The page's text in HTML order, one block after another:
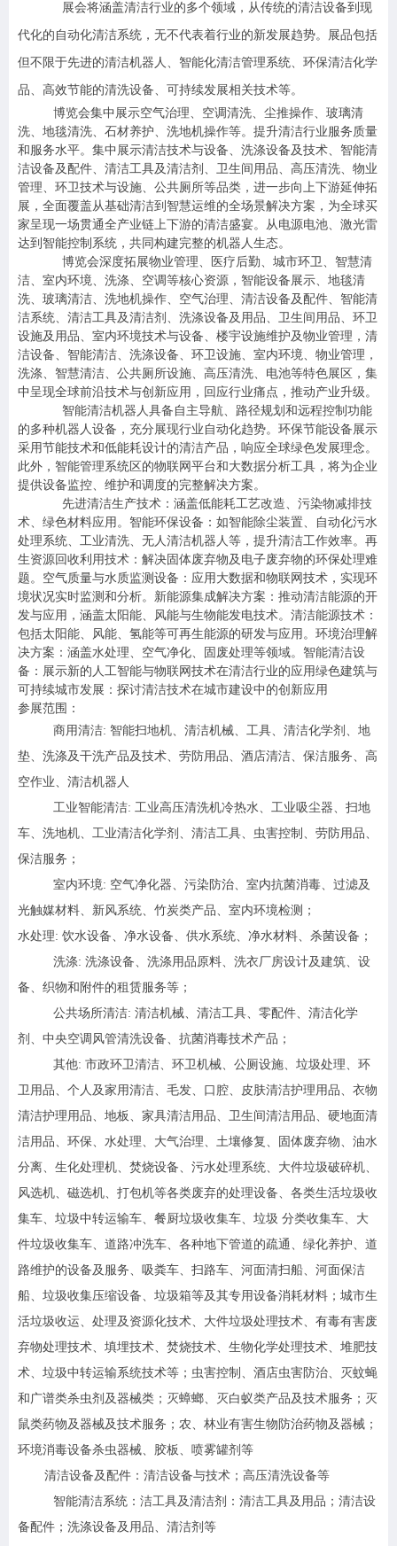
展会将涵盖清洁行业的多个领域，从传统的清洁设备到现
代化的自动化清洁系统，无不代表着行业的新发展趋势。展品包括
但不限于先进的清洁机器人、智能化清洁管理系统、环保清洁化学
品、高效节能的清洗设备、可持续发展相关技术等。
博览会集中展示空气治理、空调清洗、尘推操作、玻璃清
洗、地毯清洗、石材养护、洗地机操作等。提升清洁行业服务质量
和服务水平。集中展示清洁技术与设备、洗涤设备及技术、智能清
洁设备及配件、清洁工具及清洁剂、卫生间用品、高压清洗、物业
管理、环卫技术与设施、公共厕所等品类，进一步向上下游延伸拓
展，全面覆盖从基础清洁到智慧运维的全场景解决方案，为全球买
家呈现一场贯通全产业链上下游的清洁盛宴。从电源电池、激光雷
达到智能控制系统，共同构建完整的机器人生态。
博览会深度拓展物业管理、医疗后勤、城市环卫、智慧清
洁、室内环境、洗涤、空调等核心资源，智能设备展示、地毯清
洗、玻璃清洁、洗地机操作、空气治理、清洁设备及配件、智能清
洁系统、清洁工具及清洁剂、洗涤设备及用品、卫生间用品、环卫
设施及用品、室内环境技术与设备、楼宇设施维护及物业管理，清
洁设备、智能清洁、洗涤设备、环卫设施、室内环境、物业管理，
洗涤、智慧清洁、公共厕所设施、高压清洗、电池等特色展区，集
中呈现全球前沿技术与创新应用，回应行业痛点，推动产业升级。
智能清洁机器人具备自主导航、路径规划和远程控制功能
的多种机器人设备，充分展现行业自动化趋势。环保节能设备展示
采用节能技术和低能耗设计的清洁产品，响应全球绿色发展理念。
此外，智能管理系统区的物联网平台和大数据分析工具，将为企业
提供设备监控、维护和调度的完整解决方案。
先进清洁生产技术：涵盖低能耗工艺改造、污染物减排技
术、绿色材料应用。智能环保设备：如智能除尘装置、自动化污水
处理系统、工业清洗、无人清洁机器人等，提升清洁工作效率。再
生资源回收利用技术：解决固体废弃物及电子废弃物的环保处理难
题。空气质量与水质监测设备：应用大数据和物联网技术，实现环
境状况实时监测和分析。新能源集成解决方案：推动清洁能源的开
发与应用，涵盖太阳能、风能与生物能发电技术。 清洁能源技术：
包括太阳能、风能、氢能等可再生能源的研发与应用 。 环境治理解
决方案：涵盖水处理、空气净化、固废处理等领域。智能清洁设
备：展示新的人工智能与物联网技术在清洁行业的应用绿色建筑与
可持续城市发展：探讨清洁技术在城市建设中的创新应用
参展范围：
商用清洁: 智能扫地机、清洁机械、工具、清洁化学剂、地
垫、洗涤及干洗产品及技术、劳防用品、酒店清洁、保洁服务、高
空作业、清洁机器人
工业智能清洁: 工业高压清洗机冷热水、工业吸尘器、扫地
车、洗地机、工业清洁化学剂、清洁工具、虫害控制、劳防用品、
保洁服务；
室内环境: 空气净化器、污染防治、室内抗菌消毒、过滤及
光触媒材料、新风系统、竹炭类产品、室内环境检测；
水处理: 饮水设备、净水设备、供水系统、净水材料、杀菌设备；
洗涤: 洗涤设备、洗涤用品原料、洗衣厂房设计及建筑、设
备、织物和附件的租赁服务等；
公共场所清洁: 清洁机械、清洁工具、零配件、清洁化学
剂、中央空调风管清洗设备、抗菌消毒技术产品；
其他: 市政环卫清洁、环卫机械、公厕设施、垃圾处理、环
卫用品、个人及家用清洁、毛发、口腔、皮肤清洁护理用品、衣物
清洁护理用品、地板、家具清洁用品、卫生间清洁用品、硬地面清
洁用品、环保、水处理、大气治理、土壤修复、固体废弃物、油水
分离、生化处理机、焚烧设备、污水处理系统、大件垃圾破碎机、
风选机、磁选机、打包机等各类废弃的处理设备、各类生活垃圾收
集车、垃圾中转运输车、餐厨垃圾收集车、垃圾 分类收集车、大
件垃圾收集车、道路冲洗车、各种地下管道的疏通、绿化养护、道
路维护的设备及服务、吸粪车、扫路车、河面清扫船、河面保洁
船、垃圾收集压缩设备、垃圾箱等及其专用设备消耗材料；城市生
活垃圾收运、处理及资源化技术、大件垃圾处理技术、有毒有害废
弃物处理技术、填埋技术、焚烧技术、生物化学处理技术、堆肥技
术、垃圾中转运输系统技术等；虫害控制、酒店虫害防治、灭蚊蝇
和广谱类杀虫剂及器械类；灭蟑螂、灭白蚁类产品及技术服务；灭
鼠类药物及器械及技术服务；农、林业有害生物防治药物及器械；
环境消毒设备杀虫器械、胶板、喷雾罐剂等
清洁设备及配件：清洁设备与技术；高压清洗设备等
智能清洁系统：洁工具及清洁剂：清洁工具及用品；清洁设
备配件；洗涤设备及用品、清洁剂等